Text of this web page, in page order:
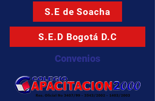
S.E de Soacha
S.E.D Bogotá D.C
Convenios